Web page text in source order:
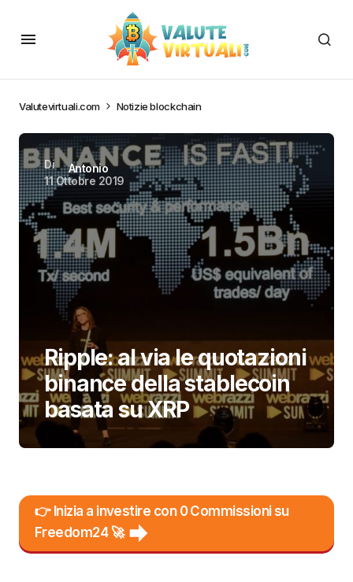
Valutevirtuali.com Notizie blockchain
Di
Antonio
11 Ottobre 2019
Ripple: al via le quotazioni
binance della stablecoin
basata su XRP
👉 Inizia a investire con 0 Commissioni su
Freedom24 🚀